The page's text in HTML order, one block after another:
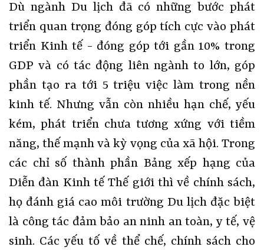
Dù ngành Du lịch đã có những bước phát
triển quan trọng đóng góp tích cực vào phát
triển Kinh tế - đóng góp tới gần 10% trong
GDP và có tác động liên ngành to lớn, góp
phần tạo ra tới 5 triệu việc làm trong nền
kinh tế. Nhưng vẫn còn nhiều hạn chế, yếu
kém, phát triển chưa tương xứng với tiềm
năng, thế mạnh và kỳ vọng của xã hội. Trong
các chỉ số thành phần Bảng xếp hạng của
Diễn đàn Kinh tế Thế giới thì về chính sách,
họ đánh giá cao môi trường Du lịch đặc biệt
là công tác đảm bảo an ninh an toàn, y tế, vệ
sinh. Các yếu tố về thể chế, chính sách cho